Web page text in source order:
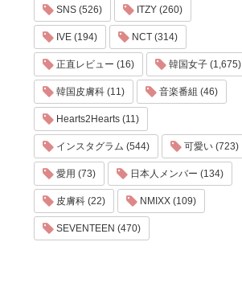
SNS (526) ITZY (260)
IVE (194) NCT (314)
正直レビュー (16) 韓国女子 (1,675)
韓国皮膚科 (11) 音楽番組 (46)
Hearts2Hearts (11)
インスタグラム (544) 可愛い (723)
愛用 (73) 日本人メンバー (134)
皮膚科 (22) NMIXX (109)
SEVENTEEN (470)